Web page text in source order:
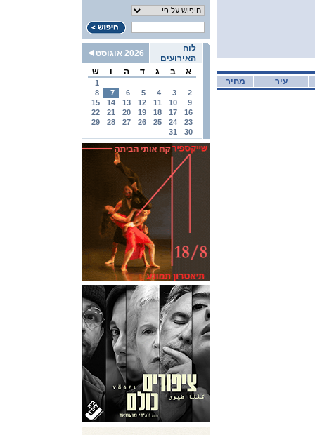
לוח
האירועים
2026 אוגוסט
א
ב ג ד ה ו ש
1
2
3
4
5
6
7
8
9
10
11
12
13
14
15
16
17
18
19
20
21
22
23
24
25
26
27
28
29
30
31
מחיר עיר